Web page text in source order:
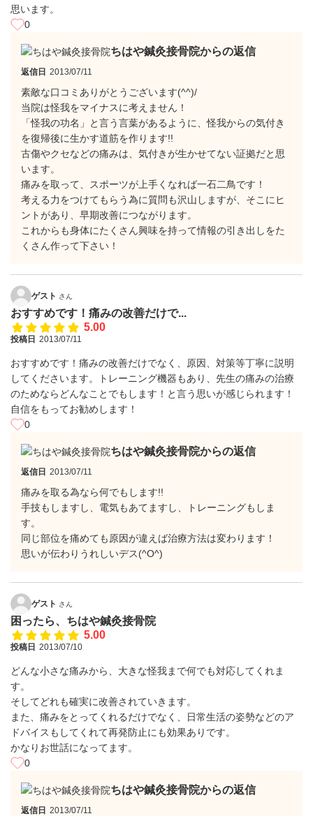
思います。
0
ちはや鍼灸接骨院からの返信
返信日 2013/07/11
素敵な口コミありがとうございます(^^)/
当院は怪我をマイナスに考えません！
「怪我の功名」と言う言葉があるように、怪我からの気付き
を復帰後に生かす道筋を作ります!!
古傷やクセなどの痛みは、気付きが生かせてない証拠だと思
います。
痛みを取って、スポーツが上手くなれば一石二鳥です！
考える力をつけてもらう為に質問も沢山しますが、そこにヒ
ントがあり、早期改善につながります。
これからも身体にたくさん興味を持って情報の引き出しをた
くさん作って下さい！
ゲスト さん
おすすめです！痛みの改善だけで...
5.00
投稿日 2013/07/11
おすすめです！痛みの改善だけでなく、原因、対策等丁寧に説明
してくださいます。トレーニング機器もあり、先生の痛みの治療
のためならどんなことでもします！と言う思いが感じられます！
自信をもってお勧めします！
0
ちはや鍼灸接骨院からの返信
返信日 2013/07/11
痛みを取る為なら何でもします!!
手技もしますし、電気もあてますし、トレーニングもしま
す。
同じ部位を痛めても原因が違えば治療方法は変わります！
思いが伝わりうれしいデス(^O^)
ゲスト さん
困ったら、ちはや鍼灸接骨院
5.00
投稿日 2013/07/10
どんな小さな痛みから、大きな怪我まで何でも対応してくれま
す。
そしてどれも確実に改善されていきます。
また、痛みをとってくれるだけでなく、日常生活の姿勢などのア
ドバイスもしてくれて再発防止にも効果ありです。
かなりお世話になってます。
0
ちはや鍼灸接骨院からの返信
返信日 2013/07/11